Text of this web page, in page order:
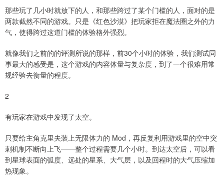
那些玩了几小时就放下的人，和那些跨过了某个门槛的人，面对的是
两款截然不同的游戏。只是《红色沙漠》把玩家拒在魔法圈之外的力
气，使得跨过这道门槛的体验格外强烈。
就像我们之前的的评测所说的那样，前30个小时的体验，我们测试同
事最大的感受是，这个游戏的内容体量与复杂度，到了一个很难用常
规经验去衡量的程度。
2
有玩家在游戏中发现了太空。
只要给主角克里夫装上无限体力的 Mod，再反复利用游戏里的空中突
刺机制不断向上飞——整个过程需要几个小时。到达太空后，可以看
到星球表面的弧度、远处的星系、大气层，以及回程时的大气压缩加
热现象。